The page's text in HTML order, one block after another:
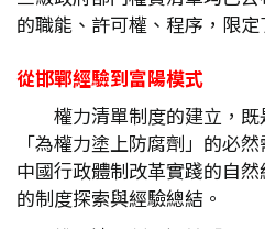
的職能、許可權、程序，限
從邯鄲經驗到富陽模式
權力清單制度的建立，
「為權力塗上防腐劑」的必
中國行政體制改革實踐的自
的制度探索與經驗總結。